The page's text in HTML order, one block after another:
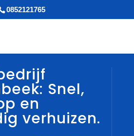
0852121765
Snel,
en
verhuizen.